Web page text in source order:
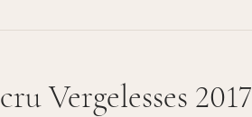
cru Vergelesses 2017